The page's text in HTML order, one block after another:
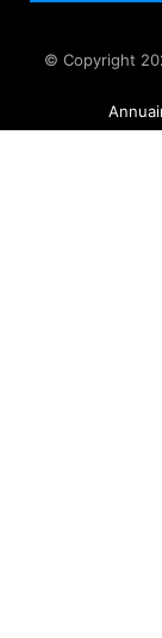
© Copyright